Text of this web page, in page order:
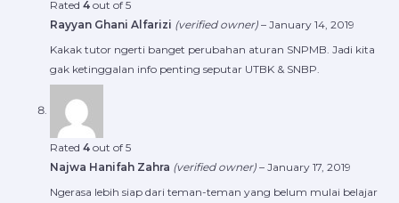
Rated 4 out of 5
Rayyan Ghani Alfarizi (verified owner) – January 14, 2019
Kakak tutor ngerti banget perubahan aturan SNPMB. Jadi kita
gak ketinggalan info penting seputar UTBK & SNBP.
Rated 4 out of 5
Najwa Hanifah Zahra (verified owner) – January 17, 2019
Ngerasa lebih siap dari teman-teman yang belum mulai belajar